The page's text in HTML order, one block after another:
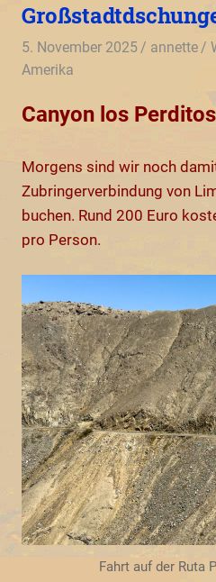
5. November 2025 annette
Amerika
Canyon los
Morgens sind wir noch
Zubringerverbindung von
buchen. Rund 200 Euro
pro Person.
Fahrt auf der Ruta